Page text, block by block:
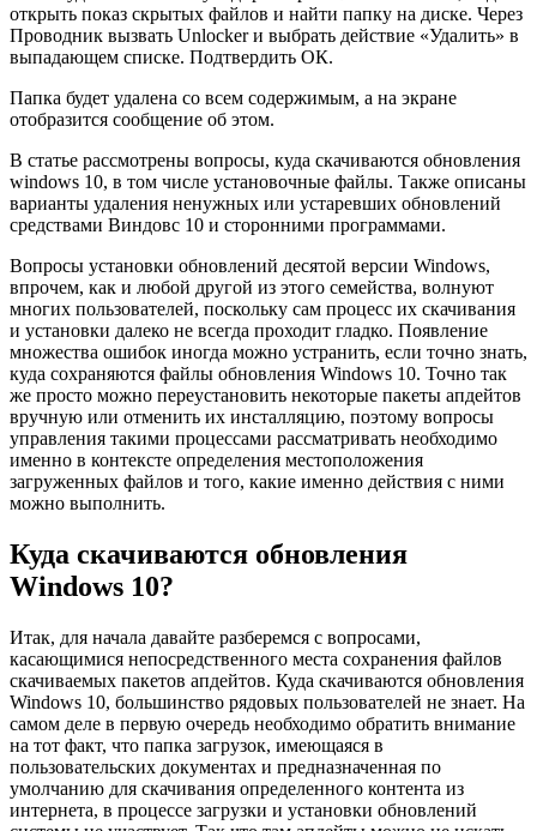
открыть показ скрытых файлов и найти папку на диске. Через
Проводник вызвать Unlocker и выбрать действие «Удалить» в
выпадающем списке. Подтвердить ОК.
Папка будет удалена со всем содержимым, а на экране
отобразится сообщение об этом.
В статье рассмотрены вопросы, куда скачиваются обновления
windows 10, в том числе установочные файлы. Также описаны
варианты удаления ненужных или устаревших обновлений
средствами Виндовс 10 и сторонними программами.
Вопросы установки обновлений десятой версии Windows,
впрочем, как и любой другой из этого семейства, волнуют
многих пользователей, поскольку сам процесс их скачивания
и установки далеко не всегда проходит гладко. Появление
множества ошибок иногда можно устранить, если точно знать,
куда сохраняются файлы обновления Windows 10. Точно так
же просто можно переустановить некоторые пакеты апдейтов
вручную или отменить их инсталляцию, поэтому вопросы
управления такими процессами рассматривать необходимо
именно в контексте определения местоположения
загруженных файлов и того, какие именно действия с ними
можно выполнить.
Куда скачиваются обновления
Windows 10?
Итак, для начала давайте разберемся с вопросами,
касающимися непосредственного места сохранения файлов
скачиваемых пакетов апдейтов. Куда скачиваются обновления
Windows 10, большинство рядовых пользователей не знает. На
самом деле в первую очередь необходимо обратить внимание
на тот факт, что папка загрузок, имеющаяся в
пользовательских документах и предназначенная по
умолчанию для скачивания определенного контента из
интернета, в процессе загрузки и установки обновлений